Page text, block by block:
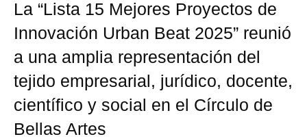
La “Lista 15 Mejores Proyectos de
Innovación Urban Beat 2025” reunió
a una amplia representación del
tejido empresarial, jurídico, docente,
científico y social en el Círculo de
Bellas Artes